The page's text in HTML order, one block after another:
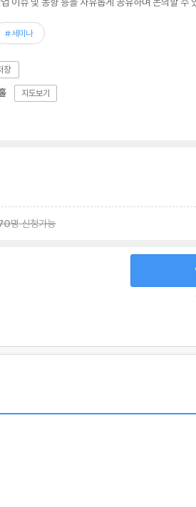
#세미나
린더 저장
지도보기
명 신청가능